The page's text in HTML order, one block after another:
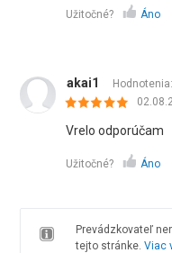
Užitočné? Áno
akai1 Hodnotenia:
Vrelo odporúčam
Užitočné? Áno
Prevádzkovateľ
tejto stránke. Viac